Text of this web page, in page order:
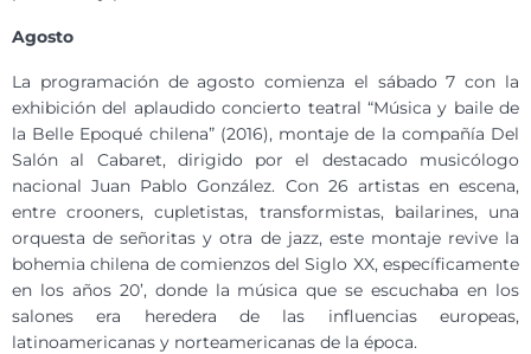
Agosto
La programación de agosto comienza el sábado 7 con la
exhibición del aplaudido concierto teatral “Música y baile de
la Belle Epoqué chilena” (2016), montaje de la compañía Del
Salón al Cabaret, dirigido por el destacado musicólogo
nacional Juan Pablo González. Con 26 artistas en escena,
entre crooners, cupletistas, transformistas, bailarines, una
orquesta de señoritas y otra de jazz, este montaje revive la
bohemia chilena de comienzos del Siglo XX, específicamente
en los años 20’, donde la música que se escuchaba en los
salones era heredera de las influencias europeas,
latinoamericanas y norteamericanas de la época.